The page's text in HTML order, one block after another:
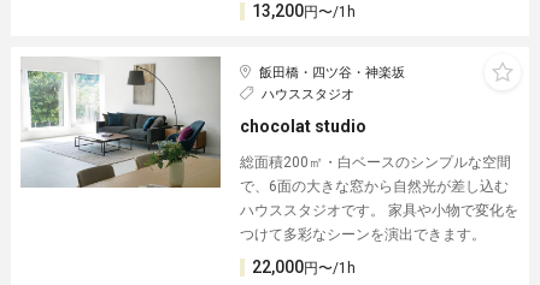
13,200円〜/1h
飯田橋・四ツ谷・神楽坂
ハウススタジオ
chocolat studio
総面積200㎡・白ベースのシンプルな空間
で、6面の大きな窓から自然光が差し込む
ハウススタジオです。 家具や小物で変化を
つけて多彩なシーンを演出できます。
22,000円〜/1h